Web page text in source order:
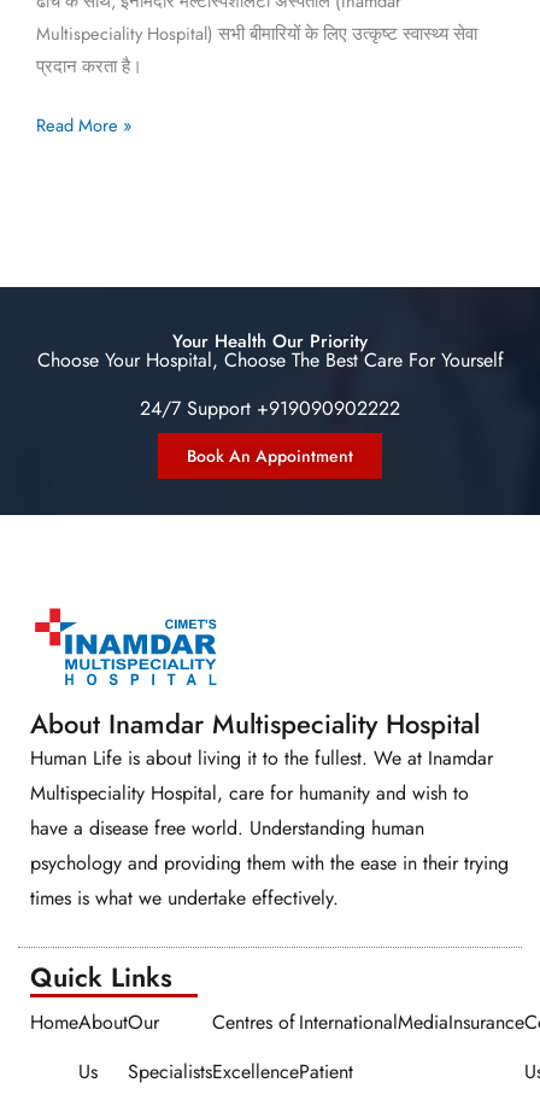
Multispeciality Hospital) सभी बीमारियों के लिए उत्कृष्ट स्वास्थ्य सेवा
प्रदान करता है।
Read More »
Your Health Our Priority
Choose Your Hospital, Choose The Best Care For Yourself
24/7 Support +919090902222
Book An Appointment
About Inamdar Multispeciality Hospital
Human Life is about living it to the fullest. We at Inamdar
Multispeciality Hospital, care for humanity and wish to
have a disease free world. Understanding human
psychology and providing them with the ease in their trying
times is what we undertake effectively.
Quick Links​​
HomeAbout
Us
Our
Specialists
Centres of
Excellence
International
Patient
MediaInsurance